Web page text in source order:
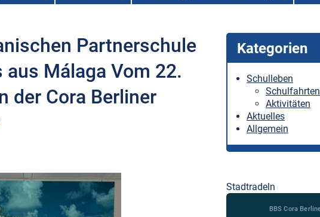
Partnerschule
aus Málaga Vom 22.
der Cora Berliner
Kategorien
Schulleben
Schulfahrten
Aktivitäten
Aktuelles
Allgemein
Stadtradeln